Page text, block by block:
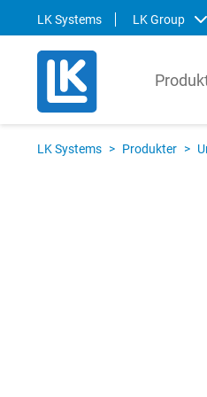
LK Systems LK Group
LK Systems
LK Systems är ledande i
tappvattensystem samt
system är enkla att
prefabriceringsanläggning
även skräddarsydda
ytterligare förenklar
LK Systems > Produkter >